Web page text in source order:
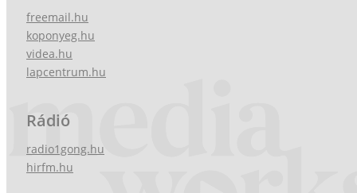
freemail.hu
koponyeg.hu
videa.hu
lapcentrum.hu
Rádió
radio1gong.hu
hirfm.hu